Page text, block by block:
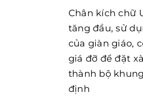
Chân kích chữ
tăng đầu, sử
của giàn giáo,
giá đỡ để đặt
thành bộ
định